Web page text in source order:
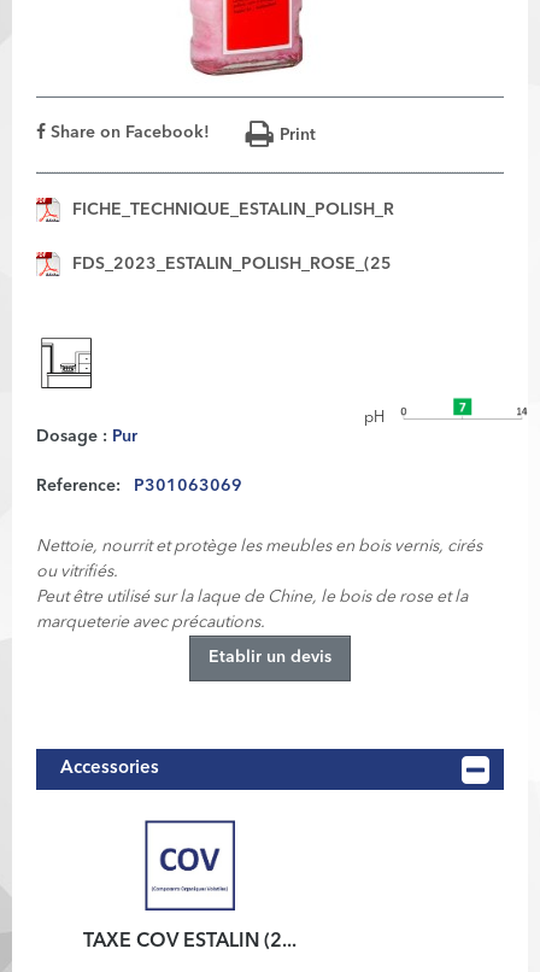
Share on Facebook! Print
FICHE_TECHNIQUE_ESTALIN_POLISH_R
FDS_2023_ESTALIN_POLISH_ROSE_(25
Dosage : Pur
pH
Reference: P301063069
Nettoie, nourrit et protège les meubles en bois vernis, cirés
ou vitrifiés.
Peut être utilisé sur la laque de Chine, le bois de rose et la
marqueterie avec précautions.
Etablir un devis
Accessories
TAXE COV ESTALIN (2...